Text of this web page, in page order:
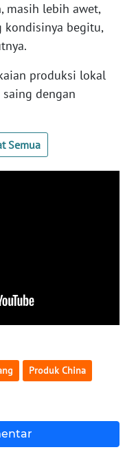
masih lebih awet,
kondisinya begitu,
produksi lokal
dengan
Semua
Produk China